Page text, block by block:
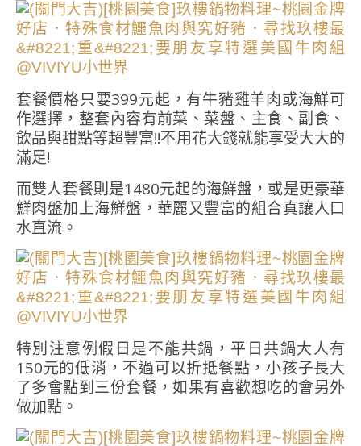
套餐價格只要399元起，有牛豬雞羊肉或海鮮可
作選擇，整套內容有前菜、菜盤、主食、副食、
飲品與甜點等超豐富!!不用花大錢就能享受大大的
滿足!
而雙人套餐則是1480元起的海鮮盤，或是更豪華
鮮肉盤加上海鮮盤，華麗又豐富的組合真讓人口
水直流。
特別注意例假日是不能共鍋，平日共鍋大人有
150元的低消，不過可以折抵餐點，小孩子長大
了多會點到三份套餐，如果有喜歡想吃的會另外
做加點。